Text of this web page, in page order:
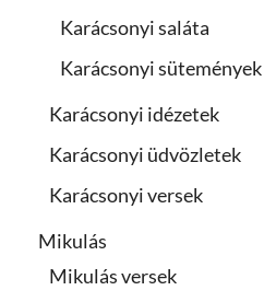
Karácsonyi saláta
Karácsonyi sütemények
Karácsonyi idézetek
Karácsonyi üdvözletek
Karácsonyi versek
Mikulás
Mikulás versek